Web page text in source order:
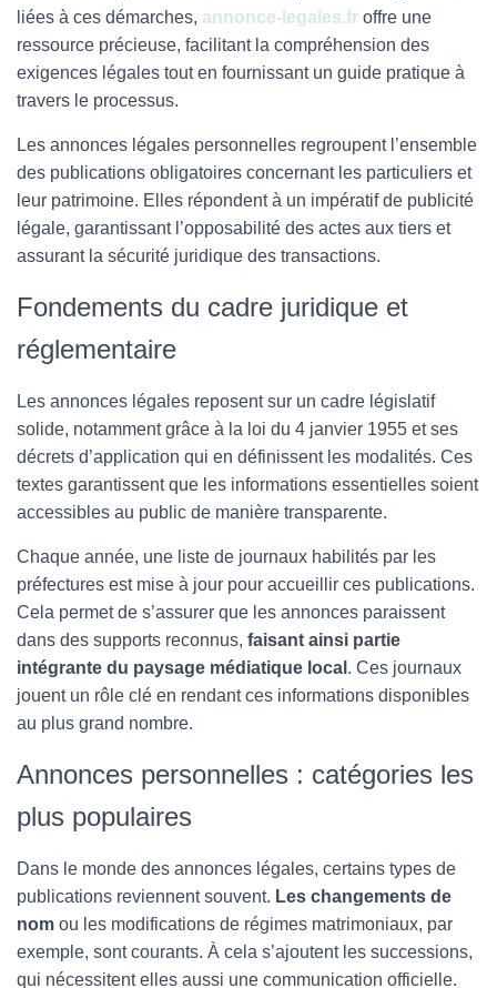
liées à ces démarches, annonce-legales.fr offre une
ressource précieuse, facilitant la compréhension des
exigences légales tout en fournissant un guide pratique à
travers le processus.
Les annonces légales personnelles regroupent l’ensemble
des publications obligatoires concernant les particuliers et
leur patrimoine. Elles répondent à un impératif de publicité
légale, garantissant l’opposabilité des actes aux tiers et
assurant la sécurité juridique des transactions.
Fondements du cadre juridique et
réglementaire
Les annonces légales reposent sur un cadre législatif
solide, notamment grâce à la loi du 4 janvier 1955 et ses
décrets d’application qui en définissent les modalités. Ces
textes garantissent que les informations essentielles soient
accessibles au public de manière transparente.
Chaque année, une liste de journaux habilités par les
préfectures est mise à jour pour accueillir ces publications.
Cela permet de s’assurer que les annonces paraissent
dans des supports reconnus, faisant ainsi partie
intégrante du paysage médiatique local . Ces journaux
jouent un rôle clé en rendant ces informations disponibles
au plus grand nombre.
Annonces personnelles : catégories les
plus populaires
Dans le monde des annonces légales, certains types de
publications reviennent souvent. Les changements de
nom ou les modifications de régimes matrimoniaux, par
exemple, sont courants. À cela s’ajoutent les successions,
qui nécessitent elles aussi une communication officielle.